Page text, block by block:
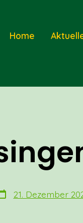
Home
21. Dezember